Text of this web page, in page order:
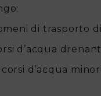
di trasporto
d’acqua
d’acqua